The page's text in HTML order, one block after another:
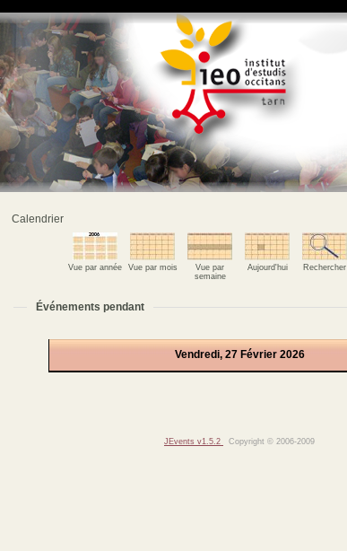
Calendrier
Vue par année Vue par mois
Vue par
semaine
Aujourd'hui Rechercher
Événements pendant
Vendredi, 27 Février 2026
JEvents v1.5.2 Copyright © 2006-2009